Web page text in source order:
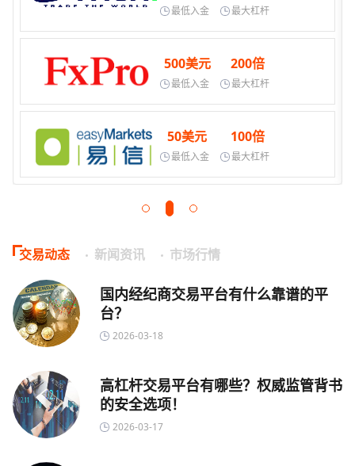
最低入金 最大杠杆
500美元
最低入金
200倍
最大杠杆
50美元
最低入金
100倍
最大杠杆
交易动态 新闻资讯 市场行情
国内经纪商交易平台有什么靠谱的平
台？
2026-03-18
高杠杆交易平台有哪些？权威监管背书
的安全选项！
2026-03-17